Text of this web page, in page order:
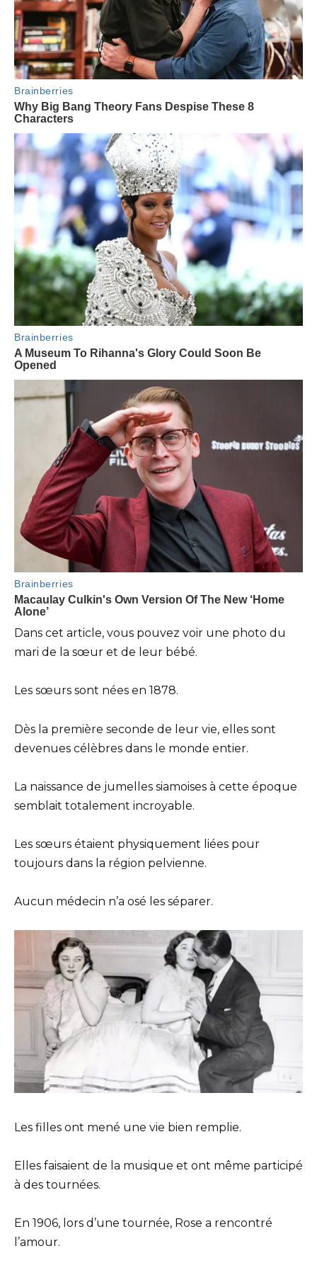
Dans cet article, vous pouvez voir une photo du
mari de la sœur et de leur bébé.
Les sœurs sont nées en 1878.
Dès la première seconde de leur vie, elles sont
devenues célèbres dans le monde entier.
La naissance de jumelles siamoises à cette époque
semblait totalement incroyable.
Les sœurs étaient physiquement liées pour
toujours dans la région pelvienne.
Aucun médecin n’a osé les séparer.
Les filles ont mené une vie bien remplie.
Elles faisaient de la musique et ont même participé
à des tournées.
En 1906, lors d’une tournée, Rose a rencontré
l’amour.